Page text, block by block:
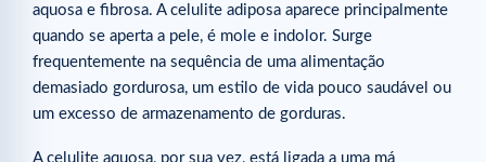
aquosa e fibrosa. A celulite adiposa aparece principalmente
quando se aperta a pele, é mole e indolor. Surge
frequentemente na sequência de uma alimentação
demasiado gordurosa, um estilo de vida pouco saudável ou
um excesso de armazenamento de gorduras.
A celulite aquosa, por sua vez, está ligada a uma má